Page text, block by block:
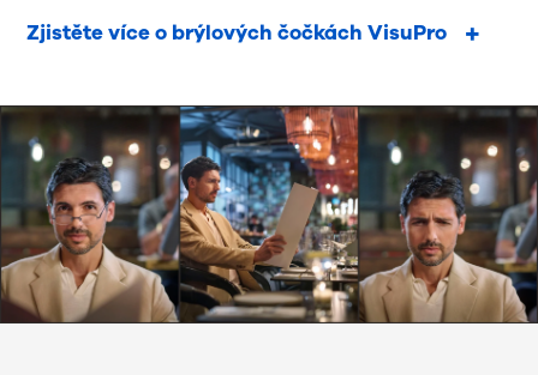
Zjistěte více o brýlových čočkách VisuPro